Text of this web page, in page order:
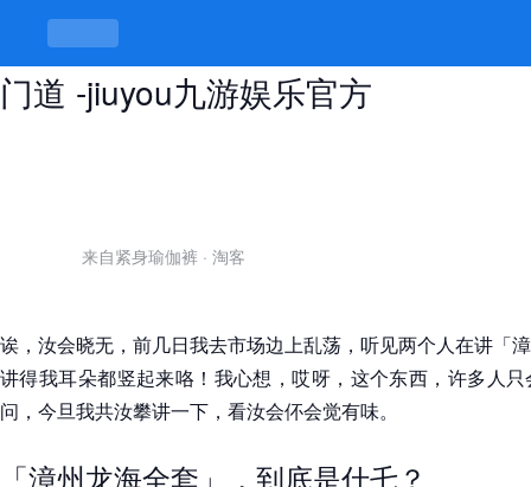
漳州龙海全套，吃的是味道，讲的是
门道 -jiuyou九游娱乐官方
来自紧身瑜伽裤 · 淘客
诶，汝会晓无，前几日我去市场边上乱荡，听见两个人在讲「
讲得我耳朵都竖起来咯！我心想，哎呀，这个东西，许多人
问，今旦我共汝攀讲一下，看汝会伓会觉有味。
「漳州龙海全套」，到底是什乇？